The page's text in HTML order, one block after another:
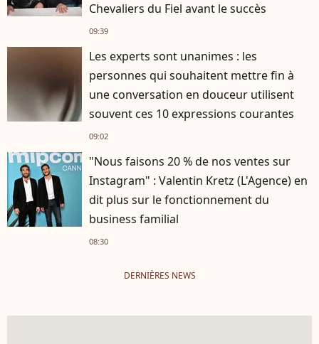
Chevaliers du Fiel avant le succès
09:39
Les experts sont unanimes : les
personnes qui souhaitent mettre fin à
une conversation en douceur utilisent
souvent ces 10 expressions courantes
09:02
"Nous faisons 20 % de nos ventes sur
Instagram" : Valentin Kretz (L'Agence) en
dit plus sur le fonctionnement du
business familial
08:30
DERNIÈRES NEWS